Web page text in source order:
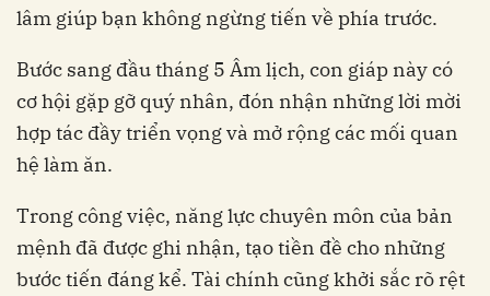
lâm giúp bạn không ngừng tiến về phía trước.
Bước sang đầu tháng 5 Âm lịch, con giáp này có
cơ hội gặp gỡ quý nhân, đón nhận những lời mời
hợp tác đầy triển vọng và mở rộng các mối quan
hệ làm ăn.
Trong công việc, năng lực chuyên môn của bản
mệnh đã được ghi nhận, tạo tiền đề cho những
bước tiến đáng kể. Tài chính cũng khởi sắc rõ rệt